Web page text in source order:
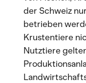
der Schweiz
betrieben
Krustentiere
Nutztiere